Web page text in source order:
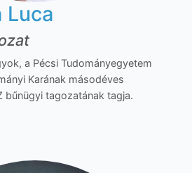
Luca
a Pécsi Tudományegyetem
Karának másodéves
bűnügyi tagozatának tagja.